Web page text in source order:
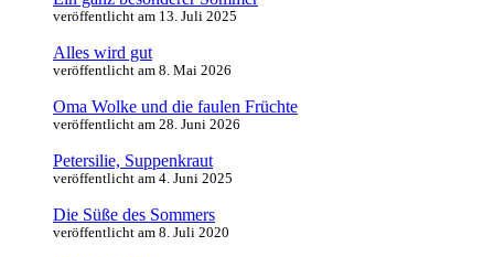
veröffentlicht am 13. Juli 2025
Alles wird gut
veröffentlicht am 8. Mai 2026
Oma Wolke und die faulen Früchte
veröffentlicht am 28. Juni 2026
Petersilie, Suppenkraut
veröffentlicht am 4. Juni 2025
Die Süße des Sommers
veröffentlicht am 8. Juli 2020